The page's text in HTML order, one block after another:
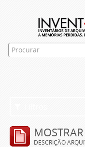
DESCRIÇÃO